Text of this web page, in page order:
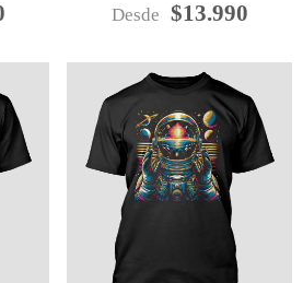
Desde $13.990